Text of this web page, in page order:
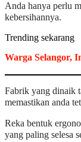
Anda hanya perlu
kebersihannya.
Trending sekarang
Warga Selangor,
Fabrik yang dinaik
memastikan anda
Reka bentuk
yang paling selesa